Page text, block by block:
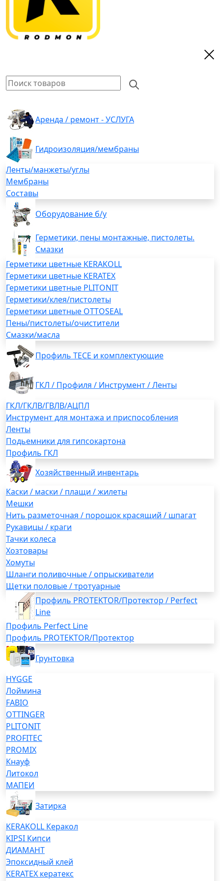
Аренда / ремонт - УСЛУГА
Гидроизоляция/мембраны
Ленты/манжеты/углы
Мембраны
Составы
Оборудование б/у
Герметики, пены монтажные, пистолеты.
Смазки
Герметики цветные KERAKOLL
Герметики цветные KERATEX
Герметики цветные PLITONIT
Герметики/клея/пистолеты
Герметики цветные OTTOSEAL
Пены/пистолеты/очистители
Смазки/масла
Профиль TECE и комплектующие
ГКЛ / Профиля / Инструмент / Ленты
ГКЛ/ГКЛВ/ГВЛВ/АЦПЛ
Инструмент для монтажа и приспособления
Ленты
Подьемники для гипсокартона
Профиль ГКЛ
Хозяйственный инвентарь
Каски / маски / плащи / жилеты
Мешки
Нить разметочная / порошок красящий / шпагат
Рукавицы / краги
Тачки колеса
Хозтовары
Хомуты
Шланги поливочные / опрыскиватели
Щетки половые / тротуарные
Профиль PROTEKTOR/Протектор / Perfect
Line
Профиль Perfect Line
Профиль PROTEKTOR/Протектор
Грунтовка
HYGGE
Лоймина
FABIO
OTTINGER
PLITONIT
PROFITEC
PROMIX
Кнауф
Литокол
МАПЕИ
Затирка
KERAKOLL Керакол
KIPSI Кипси
ДИАМАНТ
Эпоксидный клей
KERATEX кератекс